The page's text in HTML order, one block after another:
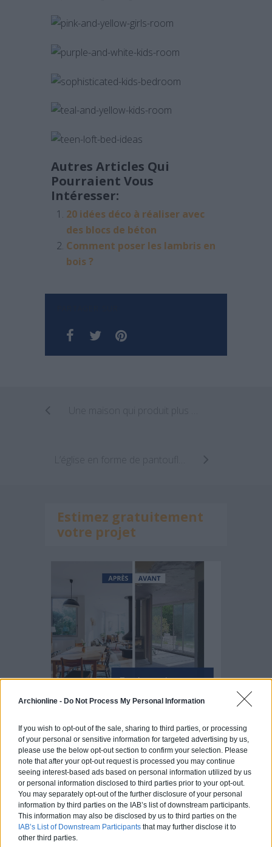
Archionline - Do Not Process My Personal Information
If you wish to opt-out of the sale, sharing to third parties, or processing
of your personal or sensitive information for targeted advertising by us,
please use the below opt-out section to confirm your selection. Please
note that after your opt-out request is processed you may continue
seeing interest-based ads based on personal information utilized by us
or personal information disclosed to third parties prior to your opt-out.
You may separately opt-out of the further disclosure of your personal
information by third parties on the IAB’s list of downstream participants.
This information may also be disclosed by us to third parties on the
IAB’s List of Downstream Participants that may further disclose it to
other third parties.
Autres Articles Qui
Pourraient Vous
Intéresser:
20 idées déco à réaliser avec
des blocs de béton
Comment poser les lambris en
bois ?
Estimez gratuitement
votre projet
Articles récents
Jardin devant la maison : Top 5
des conseils d’aménagement
Comment choisir un claustra pour